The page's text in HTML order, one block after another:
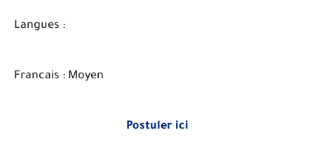
Langues :
Francais : Moyen
Postuler ici